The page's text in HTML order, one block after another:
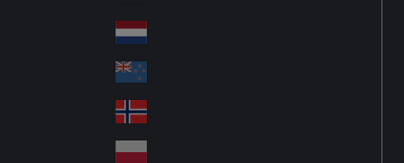
Lat
in
A
me
ric
a
Ne
the
rla
nd
s
Ne
w
Ze
No
rw